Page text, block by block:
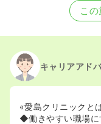
こ
キャリアアド
«愛島クリニックと
◆働きやすい職場に